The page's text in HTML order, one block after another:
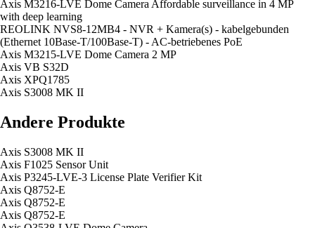
Axis M3216-LVE Dome Camera Affordable surveillance in 4 MP
with deep learning
REOLINK NVS8-12MB4 - NVR + Kamera(s) - kabelgebunden
(Ethernet 10Base-T/100Base-T) - AC-betriebenes PoE
Axis M3215-LVE Dome Camera 2 MP
Axis VB S32D
Axis XPQ1785
Axis S3008 MK II
Andere Produkte
Axis S3008 MK II
Axis F1025 Sensor Unit
Axis P3245-LVE-3 License Plate Verifier Kit
Axis Q8752-E
Axis Q8752-E
Axis Q8752-E